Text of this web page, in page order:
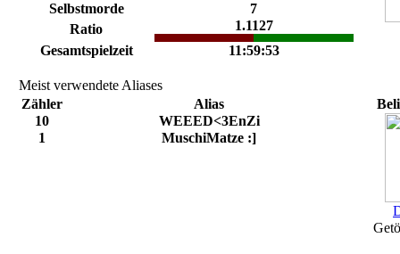
Selbstmorde
7
Ratio
1.1127
Gesamtspielzeit
11:59:53
Meist verwendete Aliases
Zähler
Alias
10
WEEED<3EnZi
1
MuschiMatze :]